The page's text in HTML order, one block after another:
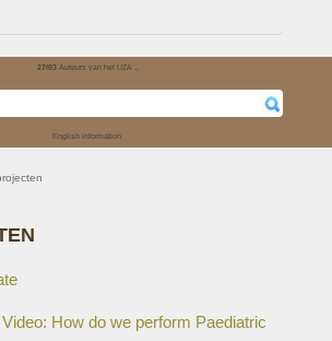
van het UZA ..
English information
How do we perform Paediatric